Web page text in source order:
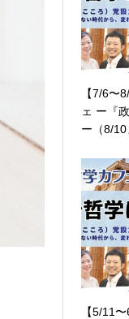
【7/6〜
ェ ー『
ー（8/10
【5/11